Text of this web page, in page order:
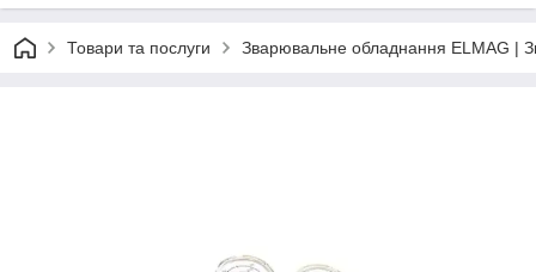
Товари та послуги Зварювальне обладнання ELMAG |